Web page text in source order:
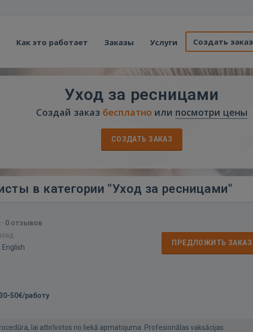
Как это работает Заказы Услуги Создать заказ
Уход за ресницами
Создай заказ бесплатно или посмотри цены
СОЗДАТЬ ЗАКАЗ
в категории "Уход за ресницами"
· 0 отзывов
English
ПРЕДЛОЖИТЬ ЗАКАЗ
50€/работу
lai atbrīvotos no liekā apmatojuma. Profesionālas vaksācijas